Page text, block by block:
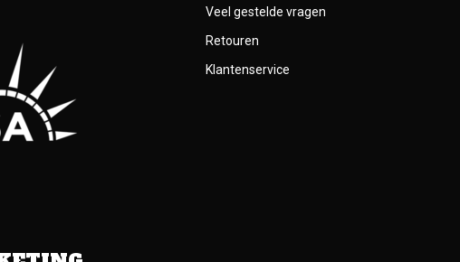
Veel gestelde vragen
Retouren
Klantenservice